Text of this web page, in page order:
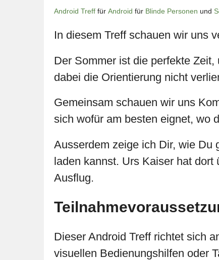
Android Treff für Android für Blinde Personen und
In diesem Treff schauen wir uns
Der Sommer ist die perfekte
dabei die Orientierung nicht
Gemeinsam schauen wir uns
sich wofür am besten eignet, wo
Ausserdem zeige ich Dir, wie Du
laden kannst. Urs Kaiser hat
Ausflug.
Dieser Android Treff richtet sich
visuellen Bedienungshilfen oder